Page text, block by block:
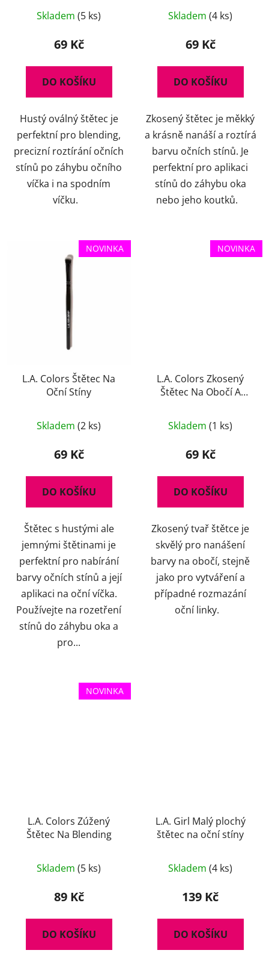
Skladem (5 ks)
69 Kč
DO KOŠÍKU
Hustý oválný štětec je
perfektní pro blending,
precizní roztírání očních
stínů po záhybu očního
víčka i na spodním
víčku.
Skladem (4 ks)
69 Kč
DO KOŠÍKU
Zkosený štětec je měkký
a krásně nanáší a roztírá
barvu očních stínů. Je
perfektní pro aplikaci
stínů do záhybu oka
nebo jeho koutků.
NOVINKA
L.A. Colors Štětec Na
Oční Stíny
Skladem (2 ks)
69 Kč
DO KOŠÍKU
Štětec s hustými ale
jemnými štětinami je
perfektní pro nabírání
barvy očních stínů a její
aplikaci na oční víčka.
Používejte na rozetření
stínů do záhybu oka a
pro...
NOVINKA
L.A. Colors Zkosený
Štětec Na Obočí A
Skladem (1 ks)
69 Kč
DO KOŠÍKU
Zkosený tvař štětce je
skvělý pro nanášení
barvy na obočí, stejně
jako pro vytváření a
případné rozmazání
oční linky.
NOVINKA
L.A. Colors Zúžený
Štětec Na Blending
Skladem (5 ks)
89 Kč
DO KOŠÍKU
L.A. Girl Malý plochý
štětec na oční stíny
hodnocení
produktu
5,0
z
Skladem (4 ks)
139 Kč
DO KOŠÍKU